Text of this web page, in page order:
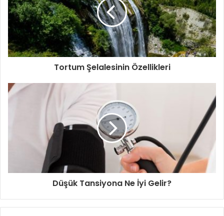
Tortum Şelalesinin Özellikleri
Düşük Tansiyona Ne İyi Gelir?